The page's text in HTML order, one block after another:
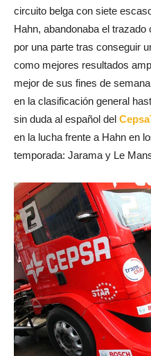
circuito belga con siete
Hahn, abandonaba el
por una parte tras conseguir
como mejores resultados
mejor de sus fines de
en la clasificación general
sin duda al español del
en la lucha frente a Hahn en
temporada: Jarama y Le